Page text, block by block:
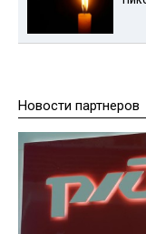
Новости партнеров